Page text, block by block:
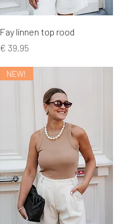
Fay linnen top rood
Prijs
€ 39,95
NEW!